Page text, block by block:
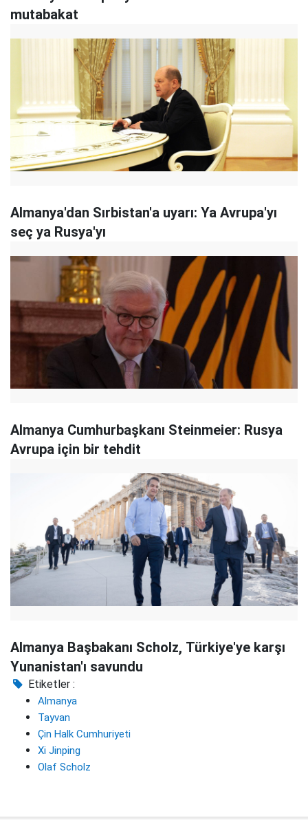
mutabakat
Almanya'dan Sırbistan'a uyarı: Ya Avrupa'yı
seç ya Rusya'yı
Almanya Cumhurbaşkanı Steinmeier: Rusya
Avrupa için bir tehdit
Almanya Başbakanı Scholz, Türkiye'ye karşı
Yunanistan'ı savundu
Etiketler :
Almanya
Tayvan
Çin Halk Cumhuriyeti
Xi Jinping
Olaf Scholz